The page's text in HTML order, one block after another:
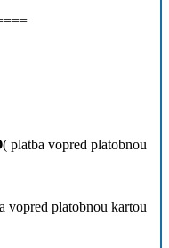
( platba vopred platobnou
vopred platobnou kartou